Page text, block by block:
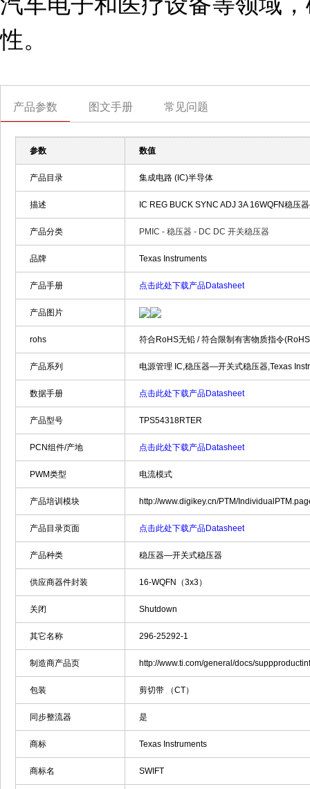
性。
产品参数 图文手册 常见问题
参数 数值
产品目录 集成电路 (IC)半导体
描述 IC REG BUCK SYNC ADJ 3A 16WQFN稳
产品分类 PMIC - 稳压器 - DC DC 开关稳压器
品牌 Texas Instruments
产品手册 点击此处下载产品Datasheet
产品图片
rohs 符合RoHS无铅 / 符合限制有害物质指令
产品系列 电源管理 IC,稳压器—开关式稳压器,Texas
数据手册 点击此处下载产品Datasheet
产品型号 TPS54318RTER
PCN组件/产地 点击此处下载产品Datasheet
PWM类型 电流模式
产品培训模块 http://www.digikey.cn/PTM/
产品目录页面 点击此处下载产品Datasheet
产品种类 稳压器—开关式稳压器
供应商器件封装 16-WQFN（3x3）
关闭 Shutdown
其它名称 296-25292-1
制造商产品页 http://www.ti.com/general/docs/
包装 剪切带 （CT）
同步整流器 是
商标 Texas Instruments
商标名 SWIFT